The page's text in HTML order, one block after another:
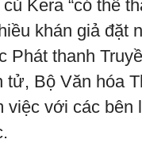
Kera “có thể
khán giả đặt
Phát thanh
tử, Bộ Văn hóa
việc với các bên